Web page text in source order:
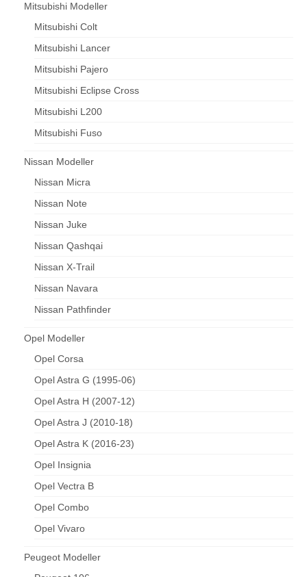
Mitsubishi Modeller
Mitsubishi Colt
Mitsubishi Lancer
Mitsubishi Pajero
Mitsubishi Eclipse Cross
Mitsubishi L200
Mitsubishi Fuso
Nissan Modeller
Nissan Micra
Nissan Note
Nissan Juke
Nissan Qashqai
Nissan X-Trail
Nissan Navara
Nissan Pathfinder
Opel Modeller
Opel Corsa
Opel Astra G (1995-06)
Opel Astra H (2007-12)
Opel Astra J (2010-18)
Opel Astra K (2016-23)
Opel Insignia
Opel Vectra B
Opel Combo
Opel Vivaro
Peugeot Modeller